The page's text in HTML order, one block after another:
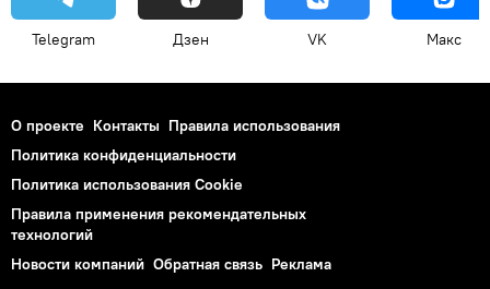
Telegram Дзен VK Макс
О проекте Контакты Правила использования
Политика конфиденциальности
Политика использования Cookie
Правила применения рекомендательных
технологий
Новости компаний Обратная связь Реклама